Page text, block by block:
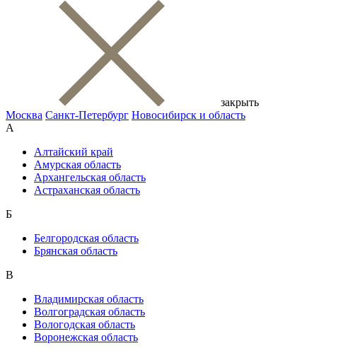
закрыть
Москва Санкт-Петербург Новосибирск и область
А
Алтайский край
Амурская область
Архангельская область
Астраханская область
Б
Белгородская область
Брянская область
В
Владимирская область
Волгоградская область
Вологодская область
Воронежская область